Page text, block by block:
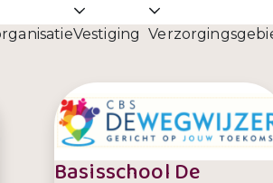
Vestiging
Basisschool De